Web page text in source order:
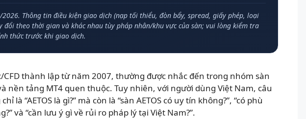
Thông tin điều kiện giao dịch (nạp tối thiểu, đòn bẩy, spread, giấy phép, loại
đổi theo thời gian và khác nhau tùy pháp nhân/khu vực của sàn; vui lòng kiểm tra
thức trước khi giao dịch.
CFD thành lập từ năm 2007, thường được nhắc đến trong nhóm sàn
nền tảng MT4 quen thuộc. Tuy nhiên, với người dùng Việt Nam, câu
là “AETOS là gì?” mà còn là “sàn AETOS có uy tín không?”, “có phù
và “cần lưu ý gì về rủi ro pháp lý tại Việt Nam?”.